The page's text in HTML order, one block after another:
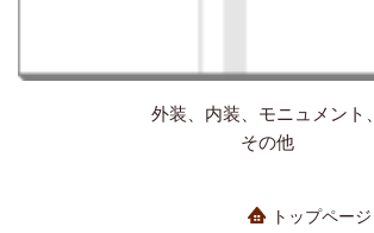
外装、内装、モニュメント、
その他
トップページ